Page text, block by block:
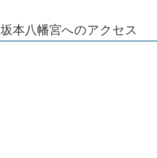
坂本八幡宮へのアクセス